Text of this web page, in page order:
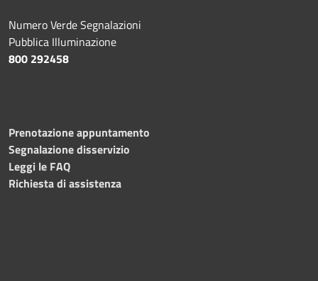
Numero Verde Segnalazioni
Pubblica Illuminazione
800 292458
Prenotazione appuntamento
Segnalazione disservizio
Leggi le FAQ
Richiesta di assistenza